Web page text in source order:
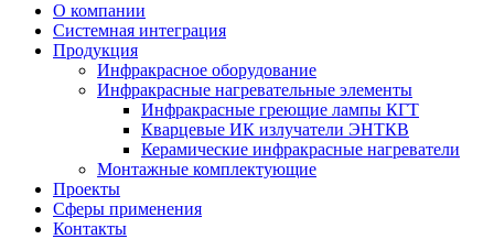
О компании
Системная интеграция
Продукция
Инфракрасное оборудование
Инфракрасные нагревательные элементы
Инфракрасные греющие лампы КГТ
Кварцевые ИК излучатели ЭНТКВ
Керамические инфракрасные нагреватели
Монтажные комплектующие
Проекты
Сферы применения
Контакты